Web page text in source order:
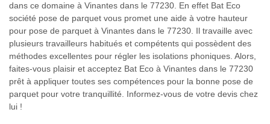
dans ce domaine à Vinantes dans le 77230. En effet Bat Eco
société pose de parquet vous promet une aide à votre hauteur
pour pose de parquet à Vinantes dans le 77230. Il travaille avec
plusieurs travailleurs habitués et compétents qui possèdent des
méthodes excellentes pour régler les isolations phoniques. Alors,
faites-vous plaisir et acceptez Bat Eco à Vinantes dans le 77230
prêt à appliquer toutes ses compétences pour la bonne pose de
parquet pour votre tranquillité. Informez-vous de votre devis chez
lui !